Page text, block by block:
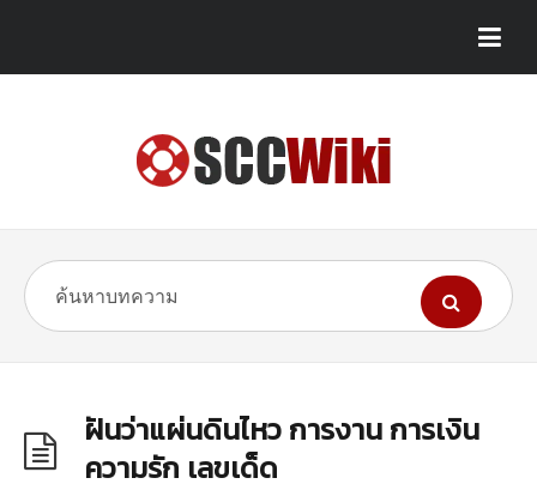
ฝันว่าแผ่นดินไหว การงาน การเงิน
ความรัก เลขเด็ด